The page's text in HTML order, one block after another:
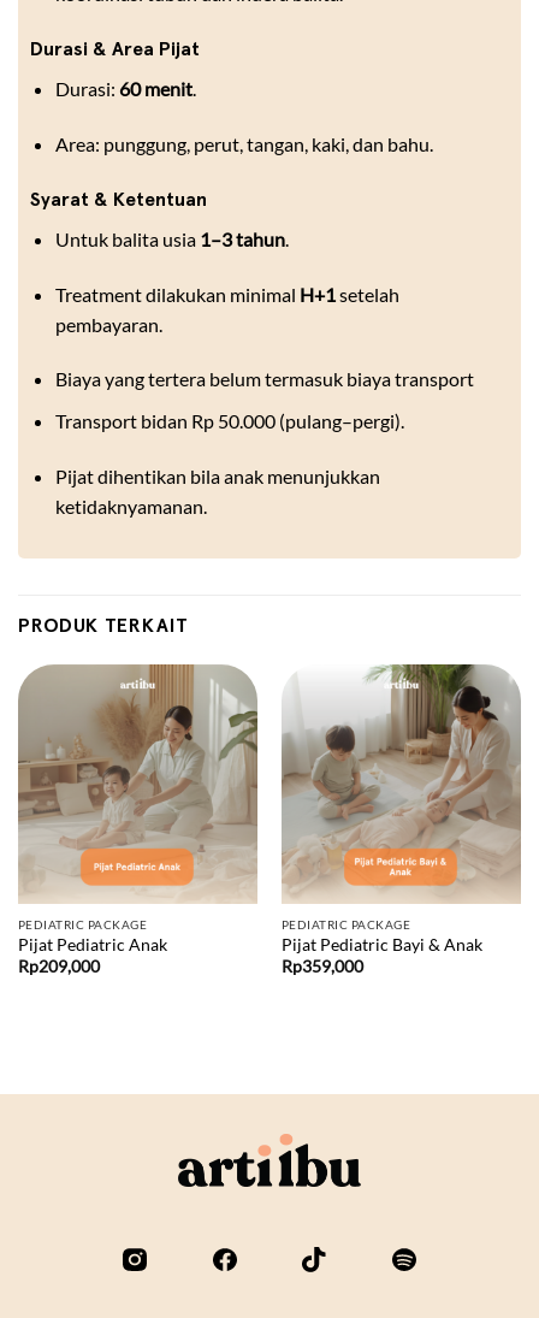
Durasi & Area Pijat
Durasi: 60 menit.
Area: punggung, perut, tangan, kaki, dan bahu.
Syarat & Ketentuan
Untuk balita usia 1–3 tahun.
Treatment dilakukan minimal H+1 setelah
pembayaran.
Biaya yang tertera belum termasuk biaya transport
Transport bidan Rp 50.000 (pulang–pergi).
Pijat dihentikan bila anak menunjukkan
ketidaknyamanan.
PRODUK TERKAIT
PEDIATRIC PACKAGE
Pijat Pediatric Anak
Rp209,000
PEDIATRIC PACKAGE
Pijat Pediatric Bayi & Anak
Rp359,000